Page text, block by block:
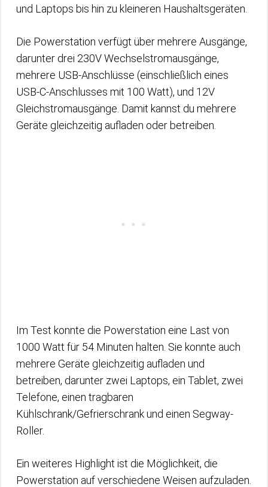
und Laptops bis hin zu kleineren Haushaltsgeräten.
Die Powerstation verfügt über mehrere Ausgänge,
darunter drei 230V Wechselstromausgänge,
mehrere USB-Anschlüsse (einschließlich eines
USB-C-Anschlusses mit 100 Watt), und 12V
Gleichstromausgänge. Damit kannst du mehrere
Geräte gleichzeitig aufladen oder betreiben.
Im Test konnte die Powerstation eine Last von
1000 Watt für 54 Minuten halten. Sie konnte auch
mehrere Geräte gleichzeitig aufladen und
betreiben, darunter zwei Laptops, ein Tablet, zwei
Telefone, einen tragbaren
Kühlschrank/Gefrierschrank und einen Segway-
Roller.
Ein weiteres Highlight ist die Möglichkeit, die
Powerstation auf verschiedene Weisen aufzuladen.